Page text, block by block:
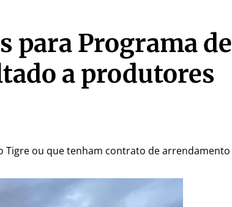
para Programa de
a produtores
ou que tenham contrato de arrendamento